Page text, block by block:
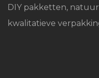
DIY pakketten,
kwalitatieve